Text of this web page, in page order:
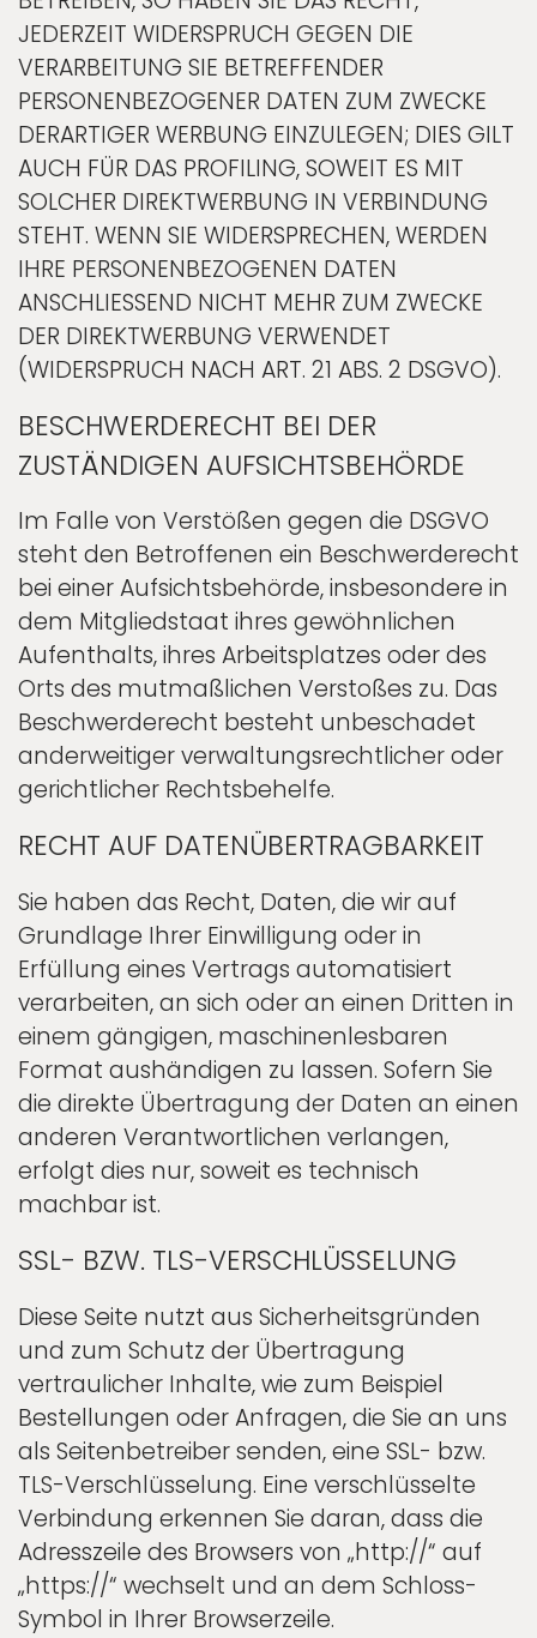
JEDERZEIT WIDERSPRUCH GEGEN DIE
VERARBEITUNG SIE BETREFFENDER
PERSONENBEZOGENER DATEN ZUM ZWECKE
DERARTIGER WERBUNG EINZULEGEN; DIES GILT
AUCH FÜR DAS PROFILING, SOWEIT ES MIT
SOLCHER DIREKTWERBUNG IN VERBINDUNG
STEHT. WENN SIE WIDERSPRECHEN, WERDEN
IHRE PERSONENBEZOGENEN DATEN
ANSCHLIESSEND NICHT MEHR ZUM ZWECKE
DER DIREKTWERBUNG VERWENDET
(WIDERSPRUCH NACH ART. 21 ABS. 2 DSGVO).
BESCHWERDE­RECHT BEI DER
ZUSTÄNDIGEN AUFSICHTS­BEHÖRDE
Im Falle von Verstößen gegen die DSGVO
steht den Betroffenen ein Beschwerderecht
bei einer Aufsichtsbehörde, insbesondere in
dem Mitgliedstaat ihres gewöhnlichen
Aufenthalts, ihres Arbeitsplatzes oder des
Orts des mutmaßlichen Verstoßes zu. Das
Beschwerderecht besteht unbeschadet
anderweitiger verwaltungsrechtlicher oder
gerichtlicher Rechtsbehelfe.
RECHT AUF DATEN­ÜBERTRAG­BARKEIT
Sie haben das Recht, Daten, die wir auf
Grundlage Ihrer Einwilligung oder in
Erfüllung eines Vertrags automatisiert
verarbeiten, an sich oder an einen Dritten in
einem gängigen, maschinenlesbaren
Format aushändigen zu lassen. Sofern Sie
die direkte Übertragung der Daten an einen
anderen Verantwortlichen verlangen,
erfolgt dies nur, soweit es technisch
machbar ist.
SSL- BZW. TLS-VERSCHLÜSSELUNG
Diese Seite nutzt aus Sicherheitsgründen
und zum Schutz der Übertragung
vertraulicher Inhalte, wie zum Beispiel
Bestellungen oder Anfragen, die Sie an uns
als Seitenbetreiber senden, eine SSL- bzw.
TLS-Verschlüsselung. Eine verschlüsselte
Verbindung erkennen Sie daran, dass die
Adresszeile des Browsers von „http://“ auf
„https://“ wechselt und an dem Schloss-
Symbol in Ihrer Browserzeile.